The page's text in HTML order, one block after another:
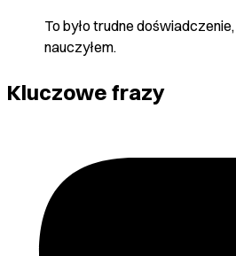
To było trudne
nauczyłem.
Kluczowe frazy